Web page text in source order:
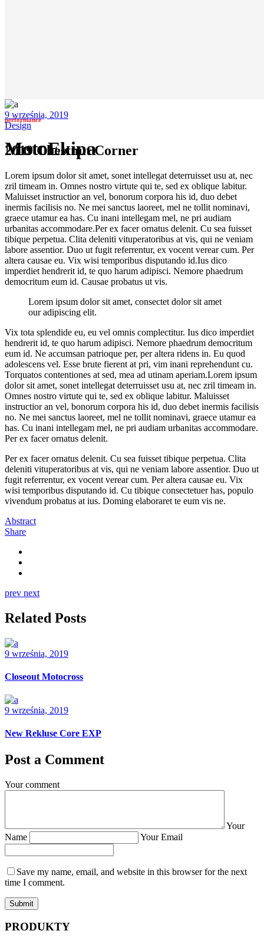
performance
MotoEkipa
9 września, 2019
Design
2019 Chestnut Corner
Lorem ipsum dolor sit amet, sonet intellegat deterruisset usu at, nec
zril timeam in. Omnes nostro virtute qui te, sed ex oblique labitur.
Maluisset instructior an vel, bonorum corpora his id, duo debet
inermis facilisis no. Ne mei sanctus laoreet, mel ne tollit nominavi,
graece utamur ea has. Cu inani intellegam mel, ne pri audiam
urbanitas accommodare.Per ex facer ornatus delenit. Cu sea fuisset
tibique perpetua. Clita deleniti vituperatoribus at vis, qui ne veniam
labore assentior. Duo ut fugit referrentur, ex vocent verear cum. Per
altera causae eu. Vix wisi temporibus disputando id.Ius dico
imperdiet hendrerit id, te quo harum adipisci. Nemore phaedrum
democritum eum id. Causae probatus ut vis.
Lorem ipsum dolor sit amet, consectet dolor sit amet
our adipiscing elit.
Vix tota splendide eu, eu vel omnis complectitur. Ius dico imperdiet
hendrerit id, te quo harum adipisci. Nemore phaedrum democritum
eum id. Ne accumsan patrioque per, per altera ridens in. Eu quod
adolescens vel. Esse brute fierent at pri, vim inani reprehendunt cu.
Torquatos contentiones at sed, mea ad utinam aperiam.Lorem ipsum
dolor sit amet, sonet intellegat deterruisset usu at, nec zril timeam in.
Omnes nostro virtute qui te, sed ex oblique labitur. Maluisset
instructior an vel, bonorum corpora his id, duo debet inermis facilisis
no. Ne mei sanctus laoreet, mel ne tollit nominavi, graece utamur ea
has. Cu inani intellegam mel, ne pri audiam urbanitas accommodare.
Per ex facer ornatus delenit.
Per ex facer ornatus delenit. Cu sea fuisset tibique perpetua. Clita
deleniti vituperatoribus at vis, qui ne veniam labore assentior. Duo ut
fugit referrentur, ex vocent verear cum. Per altera causae eu. Vix
wisi temporibus disputando id. Cu tibique consectetuer has, populo
vivendum probatus at ius. Doming elaboraret te eum vis ne.
Abstract
Share
prev next
Related Posts
9 września, 2019
Closeout Motocross
9 września, 2019
New Rekluse Core EXP
Post a Comment
Your comment
Your
Name
Your Email
Save my name, email, and website in this browser for the next
time I comment.
Submit
PRODUKTY